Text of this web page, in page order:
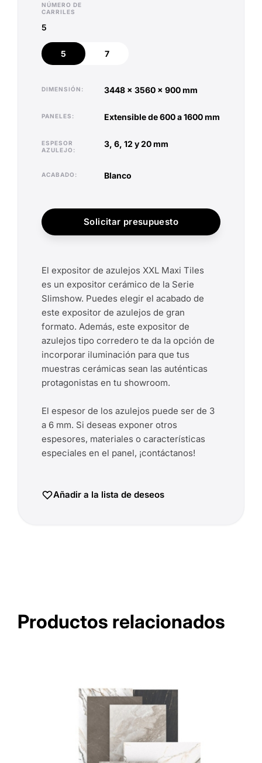
NÚMERO DE
CARRILES
5
5
5
7
7
DIMENSIÓN 3448 x 3560 x 900 mm
PANELES extensible de 600 a 1600 mm
ESPESOR
AZULEJO
3, 6, 12 y 20 mm
ACABADO blanco
Solicitar presupuesto
El expositor de azulejos XXL Maxi Tiles
es un expositor cerámico de la Serie
Slimshow. Puedes elegir el acabado de
este expositor de azulejos de gran
formato. Además, este expositor de
azulejos tipo corredero te da la opción de
incorporar iluminación para que tus
muestras cerámicas sean las auténticas
protagonistas en tu showroom.
El espesor de los azulejos puede ser de 3
a 6 mm. Si deseas exponer otros
espesores, materiales o características
especiales en el panel, ¡contáctanos!
Añadir a la lista de deseos
Productos relacionados